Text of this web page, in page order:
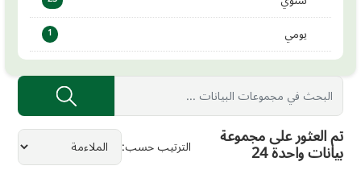
يومي 1
الترتيب حسب تم العثور على مجموعة
بيانات واحدة 24